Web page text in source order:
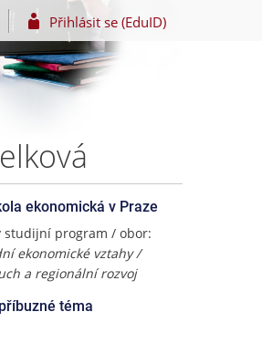
Přihlásit se (EduID)
ekonomická v Praze
studijní program / obor:
ekonomické vztahy /
a regionální rozvoj
téma